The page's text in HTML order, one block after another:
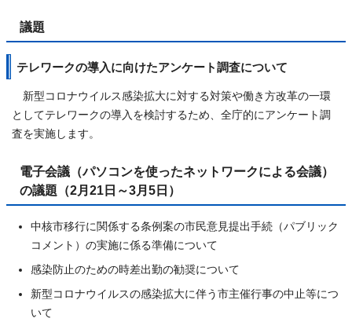
議題
テレワークの導入に向けたアンケート調査について
新型コロナウイルス感染拡大に対する対策や働き方改革の一環
としてテレワークの導入を検討するため、全庁的にアンケート調
査を実施します。
電子会議（パソコンを使ったネットワークによる会議）
の議題（2月21日～3月5日）
中核市移行に関係する条例案の市民意見提出手続（パブリック
コメント）の実施に係る準備について
感染防止のための時差出勤の勧奨について
新型コロナウイルスの感染拡大に伴う市主催行事の中止等につ
いて